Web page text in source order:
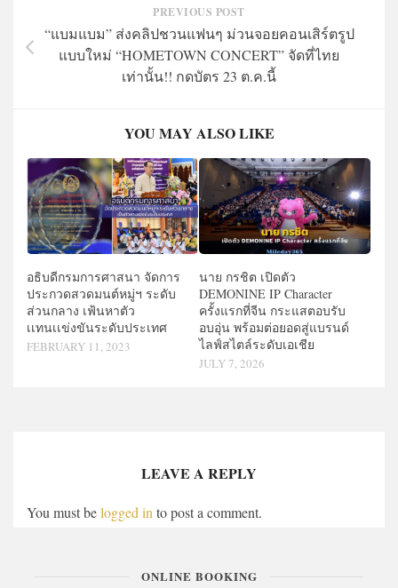
PREVIOUS POST
“แบมแบม” ส่งคลิปชวนแฟนๆ ม่วนจอยคอนเสิร์ตรูป
แบบใหม่ “HOMETOWN CONCERT” จัดที่ไทย
เท่านั้น!! กดบัตร 23 ต.ค.นี้
YOU MAY ALSO LIKE
อธิบดีกรมการศาสนา จัดการ
ประกวดสวดมนต์หมู่ฯ ระดับ
ส่วนกลาง เฟ้นหาตัว
เเทนเเข่งขันระดับประเทศ
FEBRUARY 11, 2023
นาย กรชิต เปิดตัว
DEMONINE IP Character
ครั้งแรกที่จีน กระแสตอบรับ
อบอุ่น พร้อมต่อยอดสู่แบรนด์
ไลฟ์สไตล์ระดับเอเชีย
JULY 7, 2026
LEAVE A REPLY
You must belogged in to post a comment.
ONLINE BOOKING